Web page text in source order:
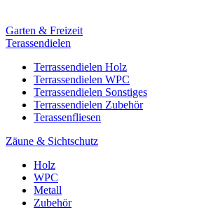
Garten & Freizeit
Terassendielen
Terrassendielen Holz
Terrassendielen WPC
Terrassendielen Sonstiges
Terrassendielen Zubehör
Terassenfliesen
Zäune & Sichtschutz
Holz
WPC
Metall
Zubehör